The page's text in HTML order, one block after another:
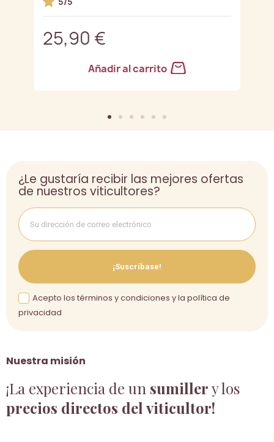
25,90 €
Añadir al carrito
Nuestra misión
¡La experiencia de un sumillery los
precios directos del viticultor!
¿Le gustaría recibir las mejores ofertas
de nuestros viticultores?
¡Suscríbase!
Acepto los términos y condiciones y la política de
privacidad